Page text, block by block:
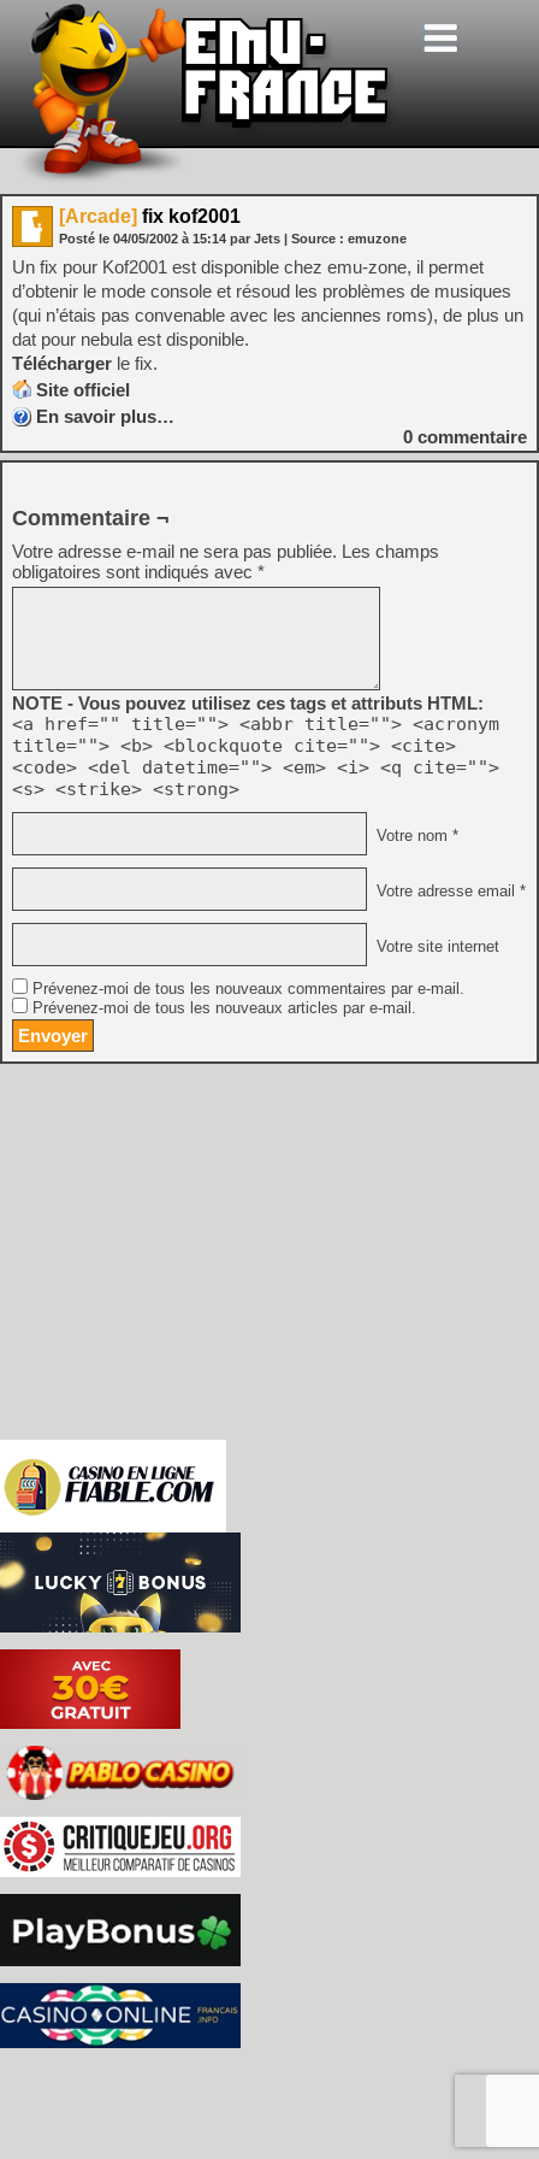
[Arcade] fix kof2001
Posté le 04/05/2002 à 15:14 par Jets | Source : emuzone
Un fix pour Kof2001 est disponible chez emu-zone, il permet
d’obtenir le mode console et résoud les problèmes de musiques
(qui n’étais pas convenable avec les anciennes roms), de plus un
dat pour nebula est disponible.
Télécharger le fix.
Site officiel
En savoir plus…
0 commentaire
Commentaire ¬
Votre adresse e-mail ne sera pas publiée. Les champs
obligatoires sont indiqués avec *
NOTE - Vous pouvez utilisez ces tags et attributs HTML:
<a href="" title=""> <abbr title=""> <acronym
title=""> <b> <blockquote cite=""> <cite>
<code> <del datetime=""> <em> <i> <q cite="">
<s> <strike> <strong>
Votre nom *
Votre adresse email *
Votre site internet
Prévenez-moi de tous les nouveaux commentaires par e-mail.
Prévenez-moi de tous les nouveaux articles par e-mail.